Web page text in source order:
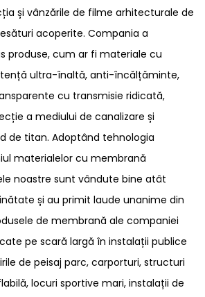
și vânzările de filme arhitecturale de
acoperite. Compania a
produse, cum ar fi materiale cu
ultra-înaltă, anti-încălțăminte,
cu transmisie ridicată,
a mediului de canalizare și
de titan. Adoptând tehnologia
materialelor cu membrană
noastre sunt vândute bine atât
și au primit laude unanime din
de membrană ale companiei
pe scară largă în instalații publice
de peisaj parc, carporturi, structuri
locuri sportive mari, instalații de